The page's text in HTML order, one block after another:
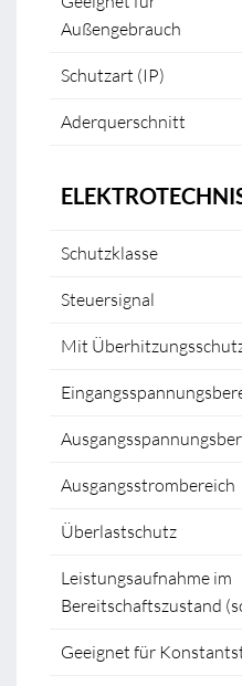
Außengebrauch
Schutzart (IP)
Aderquerschnitt
Schutzklasse
Steuersignal
Mit
Ausgangsstrombereich
Überlastschutz
Leistungsaufnahme im
Bereitschaftszustand
Geeignet für